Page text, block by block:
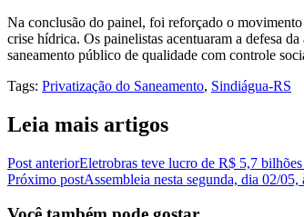
Na conclusão do painel, foi reforçado o movimento
crise hídrica. Os painelistas acentuaram a defesa
saneamento público de qualidade com controle
Tags: Privatização do Saneamento, Sindiágua-RS
Leia mais artigos
Post anteriorEletrobras teve lucro de R$ 5,7 bilhões
Próximo postAssembleia nesta segunda, dia 02/